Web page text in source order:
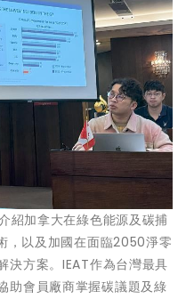
紹加拿大在綠色能源及碳捕
，以及加國在面臨2050淨零
決方案。IEAT作為台灣最具
助會員廠商掌握碳議題及綠